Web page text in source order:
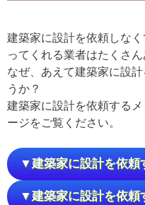
建築家に設計を依頼しな
ってくれる業者はたくさん
なぜ、あえて建築家に設
うか？
建築家に設計を依頼する
ージをご覧ください。
▼建築家に設計を依頼
▼建築家に設計を依頼